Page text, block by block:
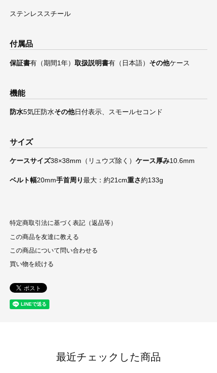
ステンレススチール
付属品
保証書有（期間1年） 取扱説明書有（日本語） その他ケース
機能
防水5気圧防水その他日付表示、スモールセコンド
サイズ
ケースサイズ38×38mm（リュウズ除く） ケース厚み10.6mm
ベルト幅20mm手首周り最大：約21cm重さ約133g
特定商取引法に基づく表記（返品等）
この商品を友達に教える
この商品について問い合わせる
買い物を続ける
最近チェックした商品